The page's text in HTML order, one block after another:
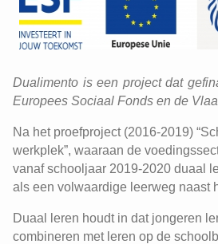
Dualimento is een project dat
Europees Sociaal Fonds en de
Na het proefproject (2016-2019)
werkplek”, waaraan de
vanaf schooljaar 2019-2020 duaal
als een volwaardige leerweg naast
Duaal leren houdt in dat jongeren
combineren met leren op de